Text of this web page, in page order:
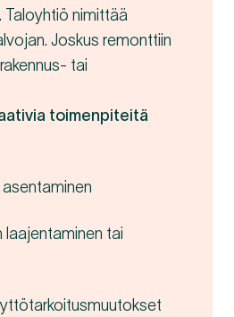
Taloyhtiö nimittää
Joskus remonttiin
tai
toimenpiteitä
asentaminen
laajentaminen tai